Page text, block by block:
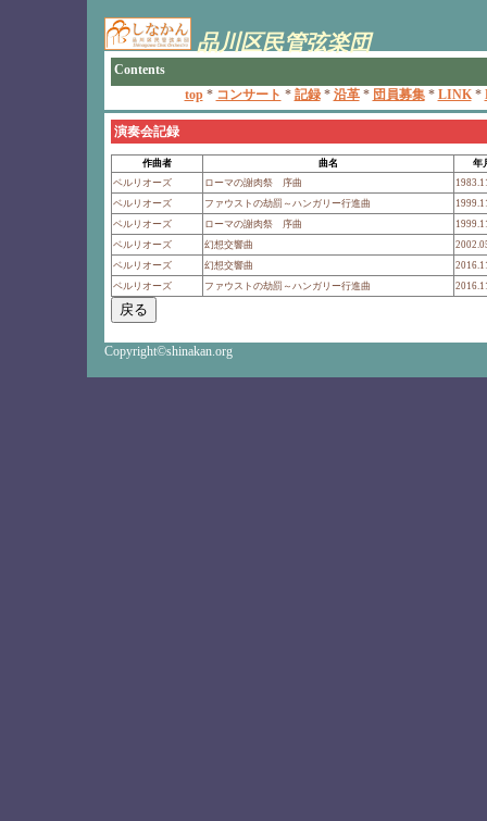
演奏会記録
作曲者 曲名
年
ベルリオーズ
ローマの謝肉祭 序曲
ベルリオーズ
ファウストの劫罰～ハンガリー行進曲
ベルリオーズ
ローマの謝肉祭 序曲
ベルリオーズ
幻想交響曲
ベルリオーズ
幻想交響曲
ベルリオーズ
ファウストの劫罰～ハンガリー行進曲
Copyright©shinakan.org